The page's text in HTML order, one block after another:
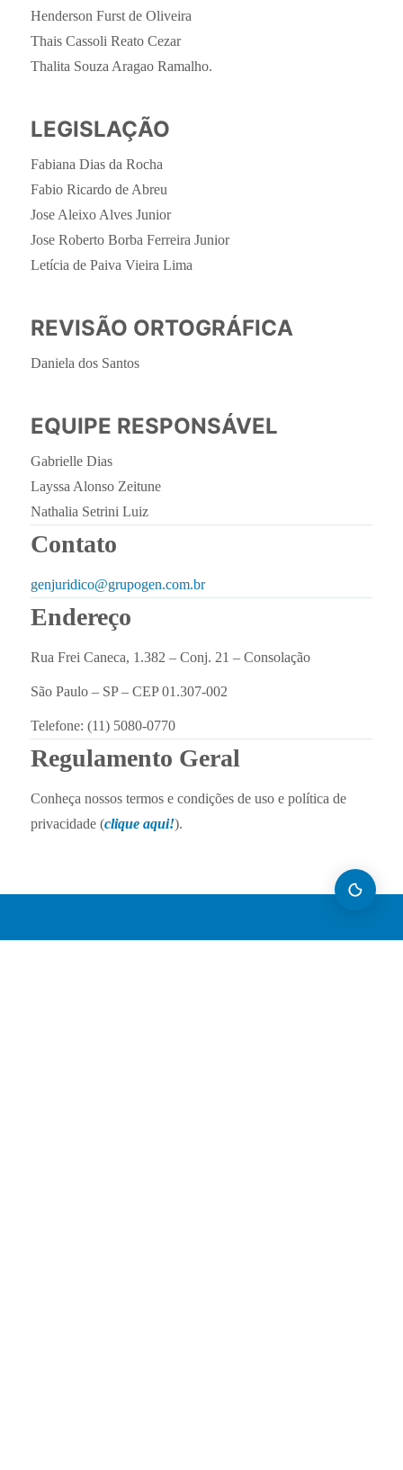
Henderson Furst de Oliveira
Thais Cassoli Reato Cezar
Thalita Souza Aragao Ramalho.
LEGISLAÇÃO
Fabiana Dias da Rocha
Fabio Ricardo de Abreu
Jose Aleixo Alves Junior
Jose Roberto Borba Ferreira Junior
Letícia de Paiva Vieira Lima
REVISÃO ORTOGRÁFICA
Daniela dos Santos
EQUIPE RESPONSÁVEL
Gabrielle Dias
Layssa Alonso Zeitune
Nathalia Setrini Luiz
Contato
genjuridico@grupogen.com.br
Endereço
Rua Frei Caneca, 1.382 – Conj. 21 – Consolação
São Paulo – SP – CEP 01.307-002
Telefone: (11) 5080-0770
Regulamento Geral
Conheça nossos termos e condições de uso e política de
privacidade (clique aqui!).